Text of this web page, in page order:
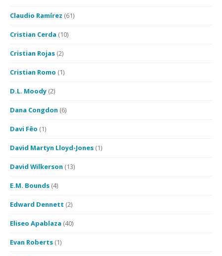
Claudio Ramírez (61)
Cristian Cerda (10)
Cristian Rojas (2)
Cristian Romo (1)
D.L. Moody (2)
Dana Congdon (6)
Davi Fêo (1)
David Martyn Lloyd-Jones (1)
David Wilkerson (13)
E.M. Bounds (4)
Edward Dennett (2)
Eliseo Apablaza (40)
Evan Roberts (1)